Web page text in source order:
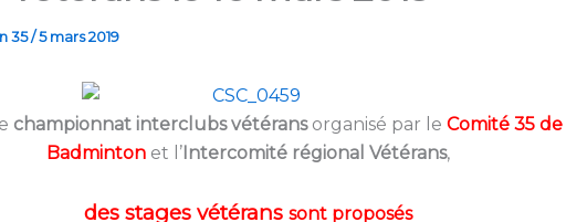
35/5 mars 2019
championnat interclubs vétéransorganisé par le Comité 35 de
Badmintonet l’Intercomité régional Vétérans,
des stages vétérans sont proposés